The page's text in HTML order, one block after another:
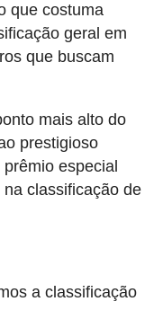
que costuma
geral em
que buscam
mais alto do
prestigioso
especial
classificação de
a classificação